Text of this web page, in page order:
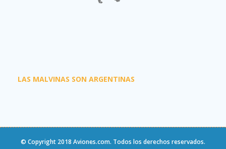
LAS MALVINAS SON ARGENTINAS
© Copyright 2018 Aviones.com. Todos los derechos reservados.